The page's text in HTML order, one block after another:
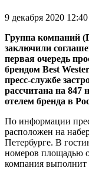
9 декабря 2020 12:40
Группа компаний
заключили
первая очередь
брендом Best
пресс-службе
рассчитана на 847
отелем бренда в
По информации
расположен на
Петербурге. В
номеров площадью
компания